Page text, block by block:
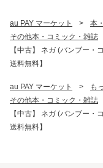
au PAY マーケット > 本
その他本・コミック・雑誌
【中古】 ネガ (バンブー・
送料無料】
au PAY マーケット > も
その他本・コミック・雑誌
【中古】 ネガ (バンブー・
送料無料】